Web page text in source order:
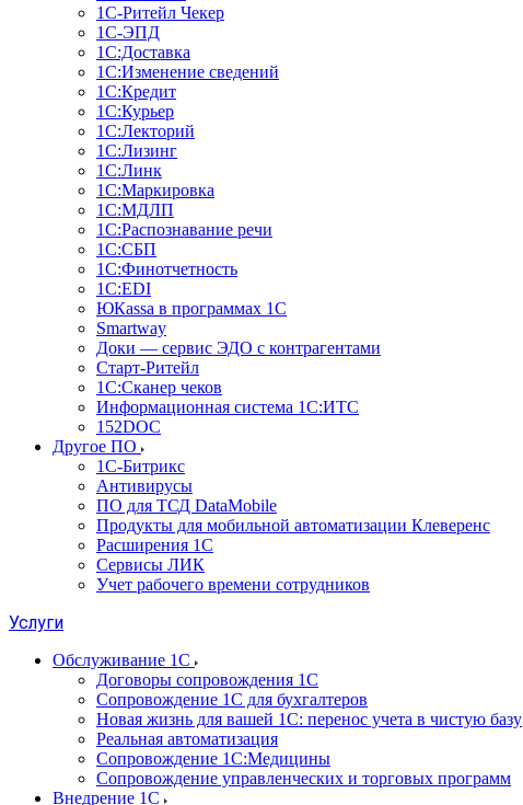
1С-Ритейл Чекер
1С-ЭПД
1С:Доставка
1С:Изменение сведений
1С:Кредит
1С:Курьер
1С:Лекторий
1С:Лизинг
1С:Линк
1С:Маркировка
1С:МДЛП
1С:Распознавание речи
1С:СБП
1С:Финотчетность
1С:EDI
ЮКаssа в программах 1С
Smartway
Доки — сервис ЭДО с контрагентами
Старт-Ритейл
1С:Сканер чеков
Информационная система 1С:ИТС
152DOC
Другое ПО
1С-Битрикс
Антивирусы
ПО для ТСД DataMobile
Продукты для мобильной автоматизации Клеверенс
Расширения 1С
Сервисы ЛИК
Учет рабочего времени сотрудников
Услуги
Обслуживание 1С
Договоры сопровождения 1С
Сопровождение 1С для бухгалтеров
Новая жизнь для вашей 1С: перенос учета в чистую базу
Реальная автоматизация
Сопровождение 1С:Медицины
Сопровождение управленческих и торговых программ
Внедрение 1С